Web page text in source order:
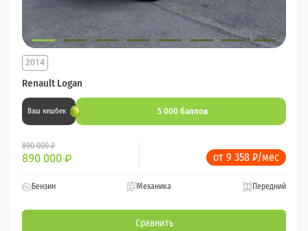
Renault Logan
2014
Ваш кешбек 5 000 баллов
890 000 ₽
890 000 ₽ от 9 358 ₽/мес
Бензин Механика Передний
Сравнить